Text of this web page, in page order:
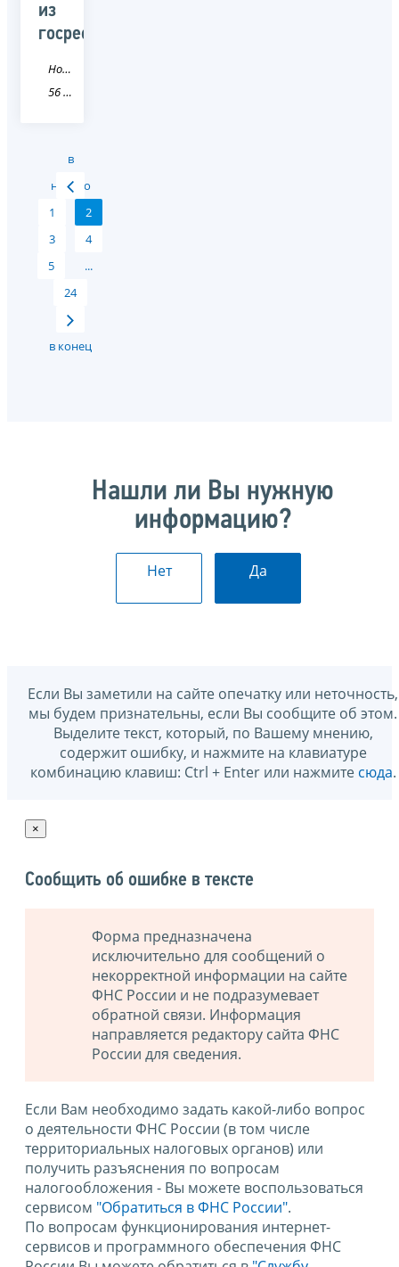
из
госреестров
Новость
56 Оренбургская область
в
начало
1
2
3
4
5
...
24
в конец
Нашли ли Вы нужную
информацию?
Нет Да
Если Вы заметили на сайте опечатку или неточность,
мы будем признательны, если Вы сообщите об этом.
Выделите текст, который, по Вашему мнению,
содержит ошибку, и нажмите на клавиатуре
комбинацию клавиш: Ctrl + Enter или нажмите сюда.
×
Сообщить об ошибке в тексте
Форма предназначена
исключительно для сообщений о
некорректной информации на сайте
ФНС России и не подразумевает
обратной связи. Информация
направляется редактору сайта ФНС
России для сведения.
Если Вам необходимо задать какой-либо вопрос
о деятельности ФНС России (в том числе
территориальных налоговых органов) или
получить разъяснения по вопросам
налогообложения - Вы можете воспользоваться
сервисом "Обратиться в ФНС России".
По вопросам функционирования интернет-
сервисов и программного обеспечения ФНС